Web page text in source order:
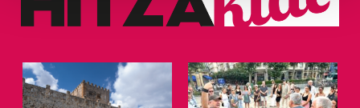
Guk eta gure bazkideek zure datu pertsonalak
teknologia erabiliz, cookieak adibidez, iragarki eta eduki
pertsonalizatuak eskaintzeko, iragarkiak eta edukia
neurtzeko, jendeari buruzko informazioa biltzeko eta